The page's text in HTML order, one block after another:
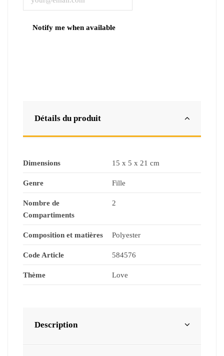
Détails du produit
Dimensions 15 x 5 x 21 cm
Genre Fille
Nombre de
Compartiments
2
Composition et matières Polyester
Code Article 584576
Thème Love
Description